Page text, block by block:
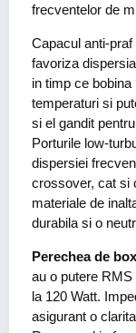
frecventelor de
Capacul anti-
favoriza
in timp ce
temperaturi si
si el gandit
Porturile low-
dispersiei
crossover, cat si
materiale de
durabila si o
Perechea de
au o putere
la 120 Watt.
asigurant o